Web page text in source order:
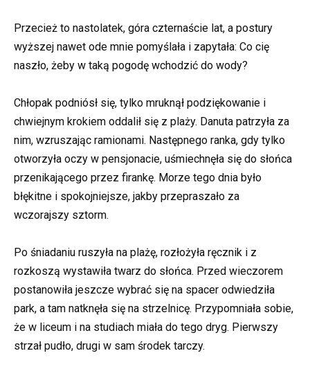
Przecież to nastolatek, góra czternaście lat, a postury
wyższej nawet ode mnie pomyślała i zapytała: Co cię
naszło, żeby w taką pogodę wchodzić do wody?
Chłopak podniósł się, tylko mruknął podziękowanie i
chwiejnym krokiem oddalił się z plaży. Danuta patrzyła za
nim, wzruszając ramionami. Następnego ranka, gdy tylko
otworzyła oczy w pensjonacie, uśmiechnęła się do słońca
przenikającego przez firankę. Morze tego dnia było
błękitne i spokojniejsze, jakby przepraszało za
wczorajszy sztorm.
Po śniadaniu ruszyła na plażę, rozłożyła ręcznik i z
rozkoszą wystawiła twarz do słońca. Przed wieczorem
postanowiła jeszcze wybrać się na spacer odwiedziła
park, a tam natknęła się na strzelnicę. Przypomniała sobie,
że w liceum i na studiach miała do tego dryg. Pierwszy
strzał pudło, drugi w sam środek tarczy.